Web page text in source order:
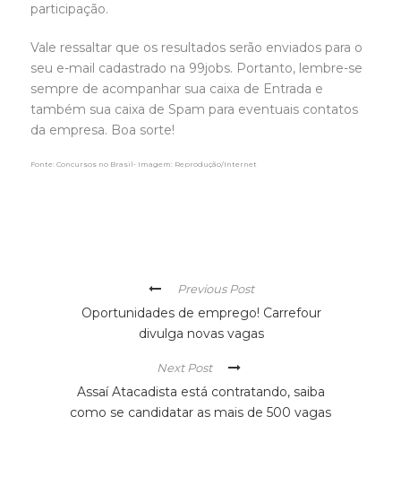
participação.
Vale ressaltar que os resultados serão enviados para o
seu e-mail cadastrado na 99jobs. Portanto, lembre-se
sempre de acompanhar sua caixa de Entrada e
também sua caixa de Spam para eventuais contatos
da empresa. Boa sorte!
Fonte: Concursos no Brasil- Imagem: Reprodução/Internet
Previous Post
Oportunidades de emprego! Carrefour
divulga novas vagas
Next Post
Assaí Atacadista está contratando, saiba
como se candidatar as mais de 500 vagas